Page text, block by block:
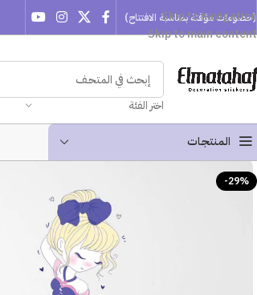
Skip to navigation
Skip to main content
(خصومات مؤقتة بمناسبة الافتتاح)
اختر الفئة
المنتجـات
-29%